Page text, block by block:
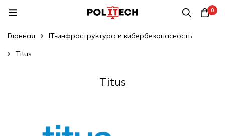
0
Главная
IT-инфраструктура и кибербезопасность
Titus
Titus